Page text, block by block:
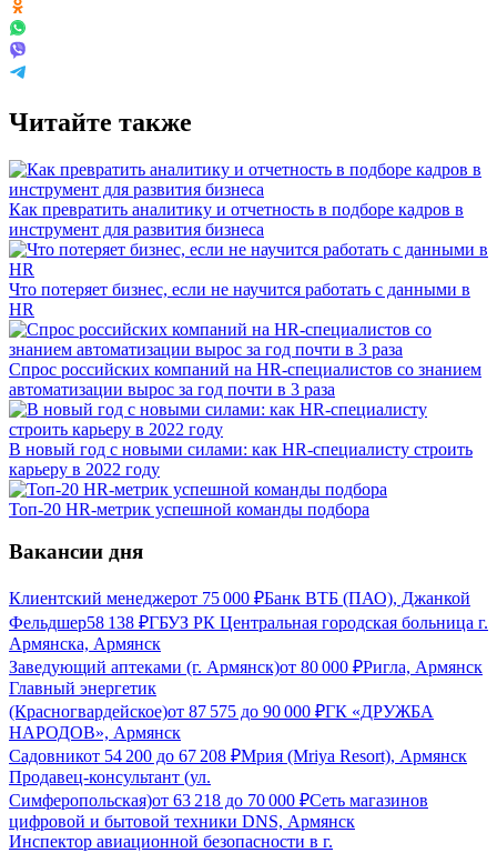
Читайте также
Как превратить аналитику и отчетность в подборе кадров в
инструмент для развития бизнеса
Что потеряет бизнес, если не научится работать с данными в
HR
Спрос российских компаний на HR-специалистов со знанием
автоматизации вырос за год почти в 3 раза
В новый год с новыми силами: как HR-специалисту строить
карьеру в 2022 году
Топ-20 HR-метрик успешной команды подбора
Вакансии дня
Клиентский менеджерот 75 000 ₽Банк ВТБ (ПАО), Джанкой
Фельдшер58 138 ₽ГБУЗ РК Центральная городская больница г.
Армянска, Армянск
Заведующий аптеками (г. Армянск)от 80 000 ₽Ригла, Армянск
Главный энергетик
(Красногвардейское)от 87 575 до 90 000 ₽ГК «ДРУЖБА
НАРОДОВ», Армянск
Садовникот 54 200 до 67 208 ₽Мрия (Mriya Resort), Армянск
Продавец-консультант (ул.
Симферопольская)от 63 218 до 70 000 ₽Сеть магазинов
цифровой и бытовой техники DNS, Армянск
Инспектор авиационной безопасности в г.